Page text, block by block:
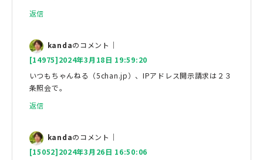
返信
kandaのコメント｜
[14975]2024年3月18日 19:59:20
いつもちゃんねる（5chan.jp）、IPアドレス開示請求は２３
条照会で。
返信
kandaのコメント｜
[15052]2024年3月26日 16:50:06